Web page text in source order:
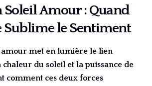
Soleil Amour : Quand
Sublime le Sentiment
amour met en lumière le lien
du soleil et la puissance de
comment ces deux forces